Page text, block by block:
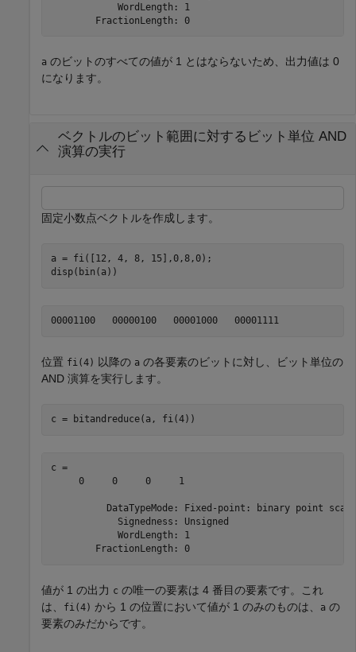
            WordLength: 1
        FractionLength: 0
a のビットのすべての値が 1 とはならないため、出力値は 0
になります。
ベクトルのビット範囲に対するビット単位 AND
演算の実行
固定小数点ベクトルを作成します。
a = fi([12, 4, 8, 15],0,8,0);
disp(bin(a))
00001100   00000100   00001000   00001111
位置 fi(4) 以降の a の各要素のビットに対し、ビット単位の
AND 演算を実行します。
c = bitandreduce(a, fi(4))
c =
     0     0     0     1
DataTypeMode: Fixed-point: binary point
            Signedness: Unsigned
            WordLength: 1
        FractionLength: 0
値が 1 の出力 c の唯一の要素は 4 番目の要素です。これ
は、
fi(4) から 1 の位置において値が 1 のみのものは、 a の
要素のみだからです。